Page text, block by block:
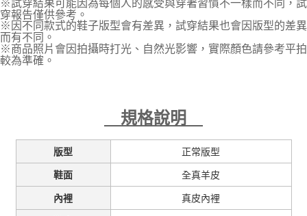
※試穿結果可能因為每個人的感受與穿著習慣不一樣而不同，試
穿報告僅供參考。
※因不同款式的鞋子版型會有差異，試穿結果也會因版型的差異
而有不同。
※商品照片會因拍攝時打光、自然光影響，實際顏色請參考平拍
較為準確。
規格說明
版型 正常版型
鞋面 全真羊皮
內裡 真皮內裡